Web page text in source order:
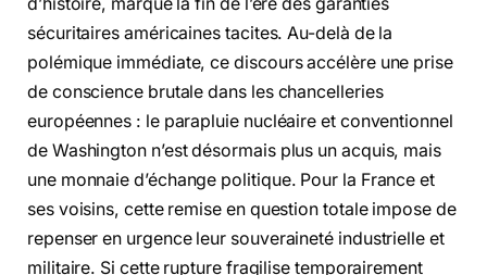
sécuritaires américaines tacites. Au-delà de la
polémique immédiate, ce discours accélère une prise
de conscience brutale dans les chancelleries
européennes : le parapluie nucléaire et conventionnel
de Washington n’est désormais plus un acquis, mais
une monnaie d’échange politique. Pour la France et
ses voisins, cette remise en question totale impose de
repenser en urgence leur souveraineté industrielle et
militaire. Si cette rupture fragilise temporairement